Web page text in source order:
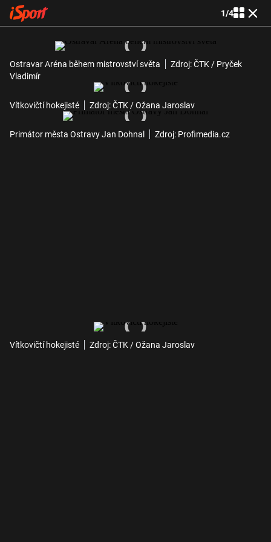
1/4
Ostravar Aréna během mistrovství světa
Zdroj: ČTK / Pryček
Vladimír
Vítkovičtí hokejisté Zdroj: ČTK / Ožana Jaroslav
Primátor města Ostravy Jan Dohnal Zdroj: Profimedia.cz
Vítkovičtí hokejisté Zdroj: ČTK / Ožana Jaroslav